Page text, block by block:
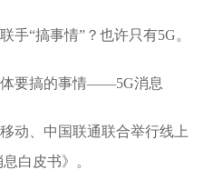
手“搞事情”？也许只有5G。
要搞的事情——5G消息
动、中国联通联合举行线上
白皮书》。